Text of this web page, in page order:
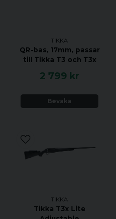
TIKKA
QR-bas, 17mm, passar
till Tikka T3 och T3x
2 799 kr
Bevaka
TIKKA
Tikka T3x Lite
HANDENHET HÖGER
VIKT 3 KG
TOTAL LÄNGD 1082
MATERIAL SVART
STOCK MATERIAL
STOCK FINISH
JUSTERBAR
ÖPPNA RIKTMEDEL